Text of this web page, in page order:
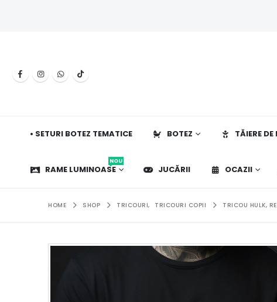
• SETURI BOTEZ TEMATICE BOTEZ TĂIERE DE
RAME LUMINOASE
NOU
JUCĂRII OCAZII
HOME SHOP TRICOURI, TRICOURI COPII TRICOU HULK,